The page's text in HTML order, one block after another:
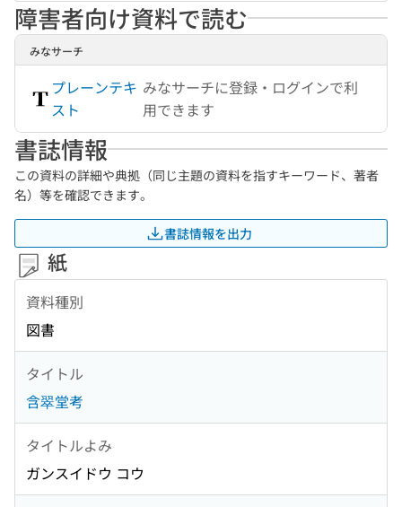
障害者向け資料で読む
みなサーチ
プレーンテキ
スト
みなサーチに登録・ログインで利
用できます
書誌情報
この資料の詳細や典拠（同じ主題の資料を指すキーワード、著者
名）等を確認できます。
書誌情報を出力
紙
資料種別
図書
タイトル
含翠堂考
タイトルよみ
ガンスイドウ コウ